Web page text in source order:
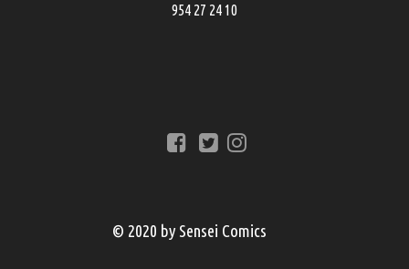
954 27 24 10
© 2020 by Sensei Comics